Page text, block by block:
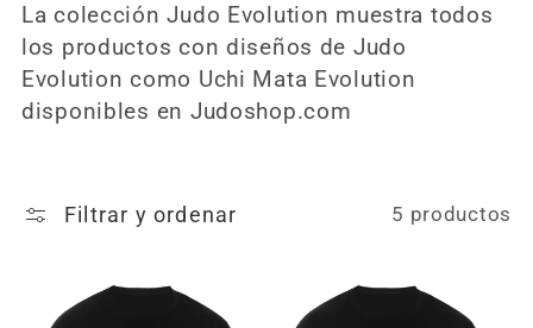
e
c
c
ó
La colección Judo Evolution muestra todos
los productos con diseños de Judo
Evolution como Uchi Mata Evolution
disponibles en Judoshop.com
Filtrar y ordenar 5 productos